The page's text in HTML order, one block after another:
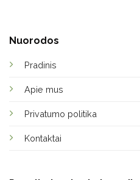
Nuorodos
Pradinis
Apie mus
Privatumo politika
Kontaktai